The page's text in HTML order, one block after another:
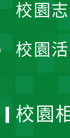
校園
校園
校園